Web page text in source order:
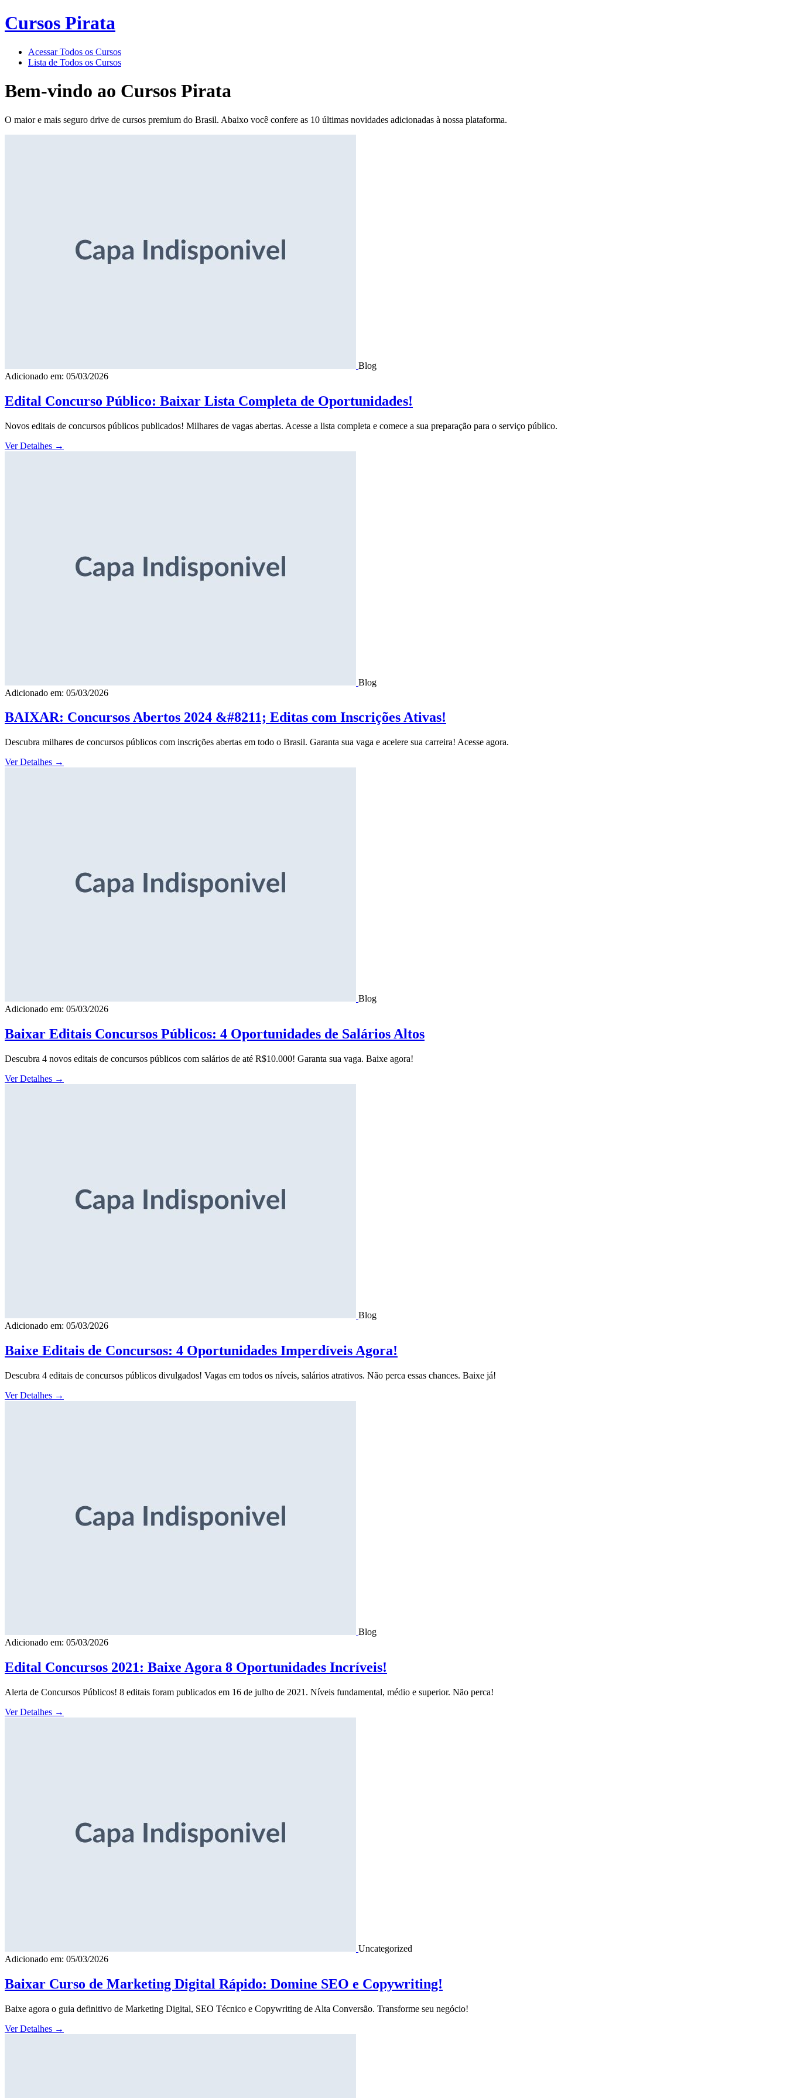
Cursos Pirata
Acessar Todos os Cursos
Lista de Todos os Cursos
Bem-vindo ao Cursos Pirata
O maior e mais seguro drive de cursos premium do Brasil. Abaixo você confere as 10 últimas novidades adicionadas à nossa plataforma.
Blog
Adicionado em: 05/03/2026
Edital Concurso Público: Baixar Lista Completa de Oportunidades!
Novos editais de concursos públicos publicados! Milhares de vagas abertas. Acesse a lista completa e comece a sua preparação para o serviço público.
Ver Detalhes →
Blog
Adicionado em: 05/03/2026
BAIXAR: Concursos Abertos 2024 &#8211; Editas com Inscrições Ativas!
Descubra milhares de concursos públicos com inscrições abertas em todo o Brasil. Garanta sua vaga e acelere sua carreira! Acesse agora.
Ver Detalhes →
Blog
Adicionado em: 05/03/2026
Baixar Editais Concursos Públicos: 4 Oportunidades de Salários Altos
Descubra 4 novos editais de concursos públicos com salários de até R$10.000! Garanta sua vaga. Baixe agora!
Ver Detalhes →
Blog
Adicionado em: 05/03/2026
Baixe Editais de Concursos: 4 Oportunidades Imperdíveis Agora!
Descubra 4 editais de concursos públicos divulgados! Vagas em todos os níveis, salários atrativos. Não perca essas chances. Baixe já!
Ver Detalhes →
Blog
Adicionado em: 05/03/2026
Edital Concursos 2021: Baixe Agora 8 Oportunidades Incríveis!
Alerta de Concursos Públicos! 8 editais foram publicados em 16 de julho de 2021. Níveis fundamental, médio e superior. Não perca!
Ver Detalhes →
Uncategorized
Adicionado em: 05/03/2026
Baixar Curso de Marketing Digital Rápido: Domine SEO e Copywriting!
Baixe agora o guia definitivo de Marketing Digital, SEO Técnico e Copywriting de Alta Conversão. Transforme seu negócio!
Ver Detalhes →